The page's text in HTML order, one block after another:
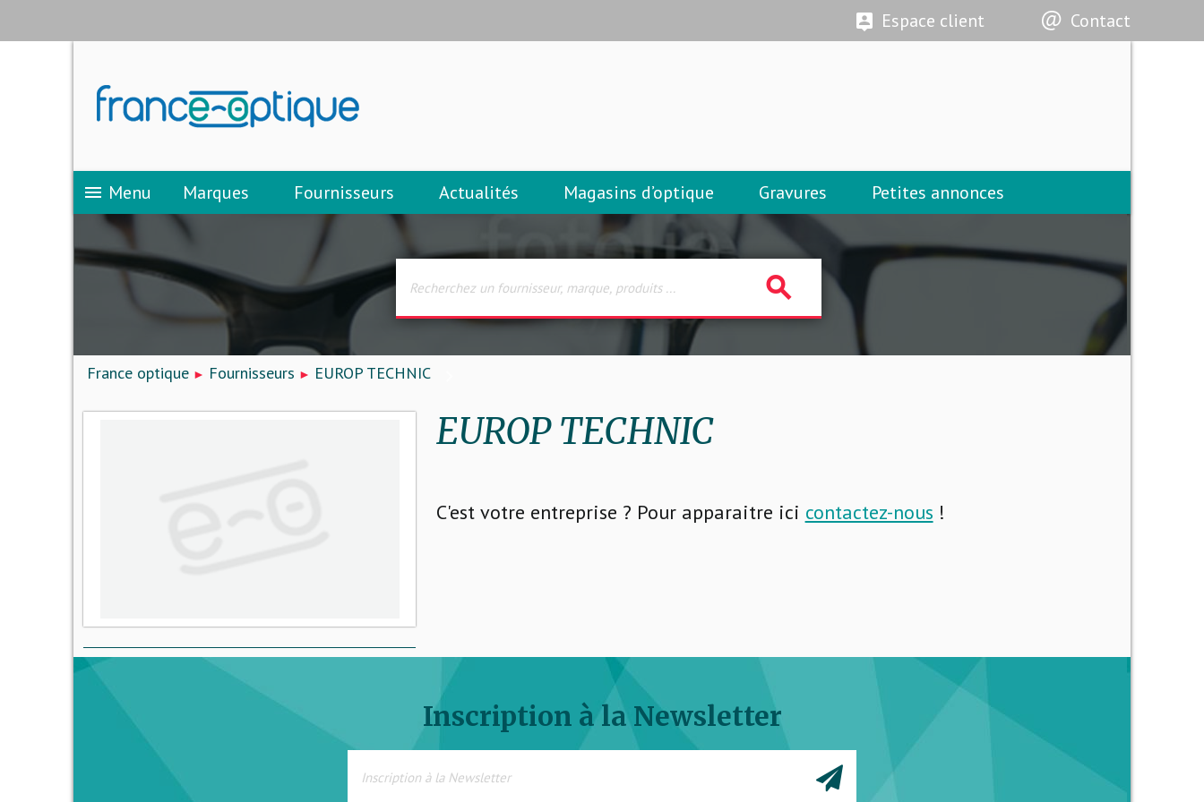
Espace client Contact
menu Menu Marques Fournisseurs Actualités Magasins d’optique Gravures Petites annonces
search
France optique Fournisseurs EUROP TECHNIC
EUROP TECHNIC
C'est votre entreprise ? Pour apparaitre ici contactez-nous !
Inscription à la Newsletter